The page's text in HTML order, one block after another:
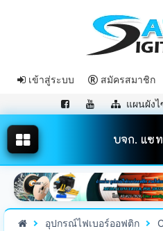
เข้าสู่ระบบ สมัครสมาชิก
แผนผัง
บจก. แซ
อุปกรณ์ไฟเบอร์ออฟติก